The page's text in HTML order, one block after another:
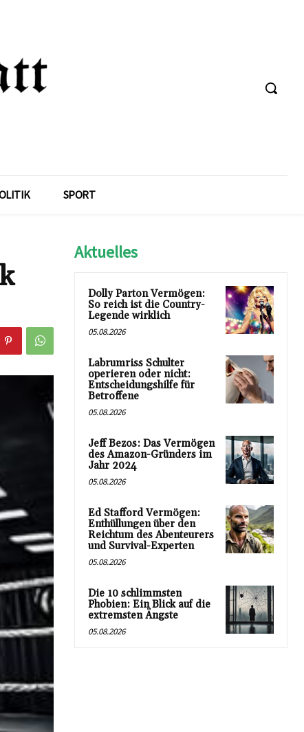
SPORT
Aktuelles
Dolly Parton Vermögen:
So reich ist die Country-
Legende wirklich
05.08.2026
Labrumriss Schulter
operieren oder nicht:
Entscheidungshilfe für
Betroffene
05.08.2026
Jeff Bezos: Das Vermögen
des Amazon-Gründers im
Jahr 2024
05.08.2026
Ed Stafford Vermögen:
Enthüllungen über den
Reichtum des Abenteurers
und Survival-Experten
05.08.2026
Die 10 schlimmsten
Phobien: Ein Blick auf die
extremsten Ängste
05.08.2026